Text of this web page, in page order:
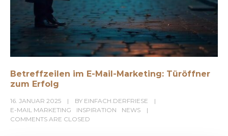
Betreffzeilen im E-Mail-Marketing: Türöffner
zum Erfolg
16. JANUAR 2025 BY EINFACH.DERFRIESE
E-MAIL MARKETING
INSPIRATION
NEWS
COMMENTS ARE CLOSED